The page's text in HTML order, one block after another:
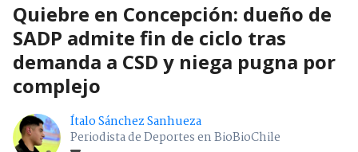
Quiebre en Concepción: dueño de
SADP admite fin de ciclo tras
demanda a CSD y niega pugna por
complejo
Ítalo Sánchez Sanhueza
Periodista de Deportes en BioBioChile